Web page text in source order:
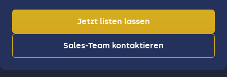
Jetzt listen lassen
Sales-Team kontaktieren